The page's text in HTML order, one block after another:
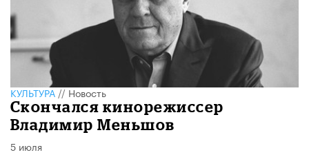
КУЛЬТУРА//Новость
Скончался кинорежиссер
Владимир Меньшов
5 июля